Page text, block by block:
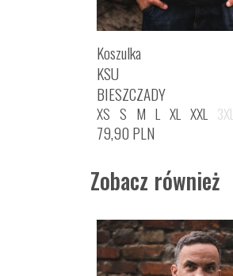
Koszulka
KSU
BIESZCZADY
XS S M L XL XXL 3XL
79,90 PLN
Zobacz również